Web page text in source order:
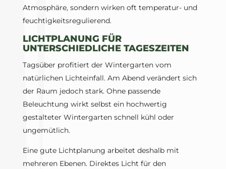
Atmosphäre, sondern wirken oft temperatur- und
feuchtigkeitsregulierend.
LICHTPLANUNG FÜR
UNTERSCHIEDLICHE TAGESZEITEN
Tagsüber profitiert der Wintergarten vom
natürlichen Lichteinfall. Am Abend verändert sich
der Raum jedoch stark. Ohne passende
Beleuchtung wirkt selbst ein hochwertig
gestalteter Wintergarten schnell kühl oder
ungemütlich.
Eine gute Lichtplanung arbeitet deshalb mit
mehreren Ebenen. Direktes Licht für den